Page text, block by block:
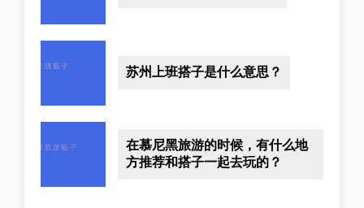
苏州上班搭子是什么意思？
在慕尼黑旅游的时候，有什么地
方推荐和搭子一起去玩的？